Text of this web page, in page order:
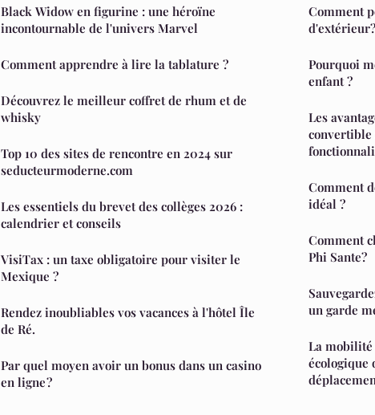
Black Widow en figurine : une héroïne
incontournable de l'univers Marvel
Comment apprendre à lire la tablature ?
Découvrez le meilleur coffret de rhum et de
whisky
Top 10 des sites de rencontre en 2024 sur
seducteurmoderne.com
Les essentiels du brevet des collèges 2026 :
calendrier et conseils
VisiTax : un taxe obligatoire pour visiter le
Mexique ?
Rendez inoubliables vos vacances à l'hôtel Île
de Ré.
Par quel moyen avoir un bonus dans un casino
en ligne ?
Comment
d'extérieur?
Pourquoi
enfant ?
Les
convertible
Comment
idéal ?
Comment
Phi Sante?
un garde
La
écologique